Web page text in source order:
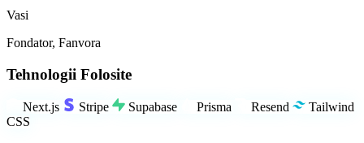
Vasi
Fondator, Fanvora
Tehnologii Folosite
Next.js Stripe Supabase Prisma Resend
Tailwind
CSS